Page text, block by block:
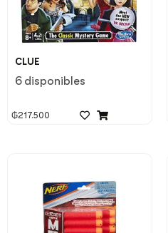
CLUE
6 disponibles
₲217.500